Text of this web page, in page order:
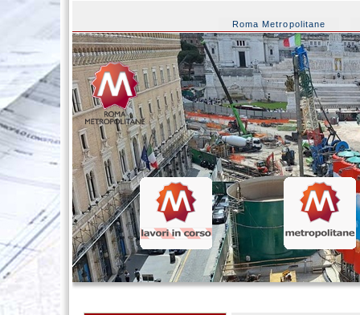
Roma Metropolitane